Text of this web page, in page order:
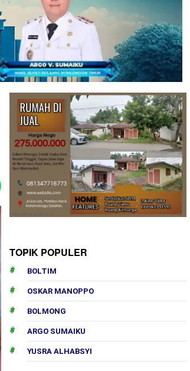
TOPIK POPULER
BOLTIM
OSKAR MANOPPO
BOLMONG
ARGO SUMAIKU
YUSRA ALHABSYI